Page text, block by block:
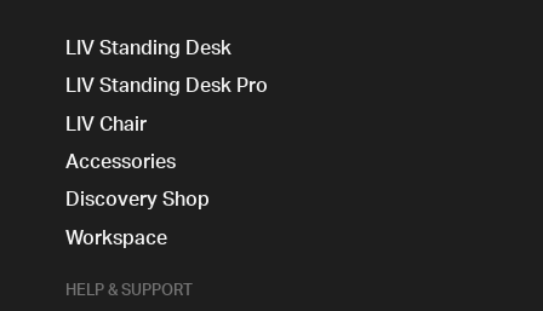
LIV Standing Desk
LIV Standing Desk​ Pro
LIV Chair
Accessories
Discovery Shop
Workspace
HELP & SUPPORT